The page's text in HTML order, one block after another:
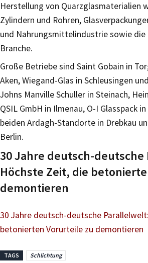
Herstellung von Quarzglasmaterialien
Zylindern und Rohren,
und Nahrungsmittelindustrie sowie die
Branche.
Große Betriebe sind Saint Gobain in
Aken, Wiegand-Glas in Schleusingen
Johns Manville Schuller in Steinach,
QSIL GmbH in Ilmenau, O-I Glasspack
beiden Ardagh-Standorte in Drebkau
Berlin.
30 Jahre deutsch-
Höchste Zeit, die
demontieren
30 Jahre deutsch-deutsche
betonierten Vorurteile zu demontieren
TAGS Schlichtung